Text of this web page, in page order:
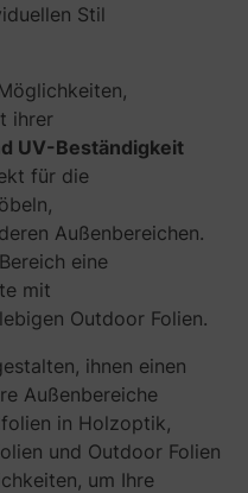
Stil
ihrer
UV-Beständigkeit
für die
Außenbereichen.
eine
mit
Outdoor Folien.
ihnen einen
Außenbereiche
in Holzoptik,
und Outdoor Folien
um Ihre